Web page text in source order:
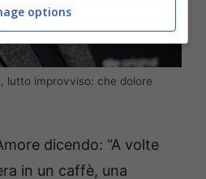
lutto improvviso: che dolore
dicendo: “A volte
in un caffè, una
options